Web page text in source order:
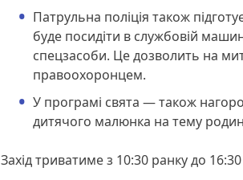
Патрульна поліція також
буде посидіти в службовій
спецзасоби. Це дозволить на
правоохоронцем.
У програмі свята — також
дитячого малюнка на тему
Захід триватиме з 10:30 ранку до